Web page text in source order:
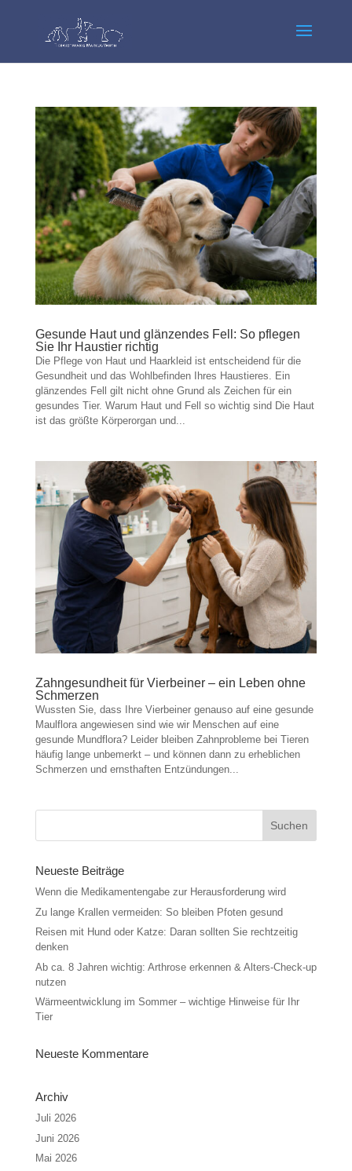
Gesunde Haut und glänzendes Fell: So pflegen
Sie Ihr Haustier richtig
Die Pflege von Haut und Haarkleid ist entscheidend für die
Gesundheit und das Wohlbefinden Ihres Haustieres. Ein
glänzendes Fell gilt nicht ohne Grund als Zeichen für ein
gesundes Tier. Warum Haut und Fell so wichtig sind Die Haut
ist das größte Körperorgan und...
Zahngesundheit für Vierbeiner – ein Leben ohne
Schmerzen
Wussten Sie, dass Ihre Vierbeiner genauso auf eine gesunde
Maulflora angewiesen sind wie wir Menschen auf eine
gesunde Mundflora? Leider bleiben Zahnprobleme bei Tieren
häufig lange unbemerkt – und können dann zu erheblichen
Schmerzen und ernsthaften Entzündungen...
Neueste Beiträge
Wenn die Medikamentengabe zur Herausforderung wird
Zu lange Krallen vermeiden: So bleiben Pfoten gesund
Reisen mit Hund oder Katze: Daran sollten Sie rechtzeitig
denken
Ab ca. 8 Jahren wichtig: Arthrose erkennen & Alters-Check-up
nutzen
Wärmeentwicklung im Sommer – wichtige Hinweise für Ihr
Tier
Neueste Kommentare
Archiv
Juli 2026
Juni 2026
Mai 2026